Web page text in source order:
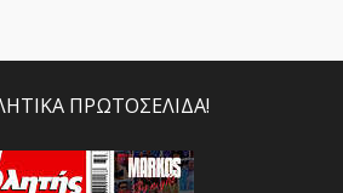
ΠΡΩΤΟΣΕΛΙΔΑ!